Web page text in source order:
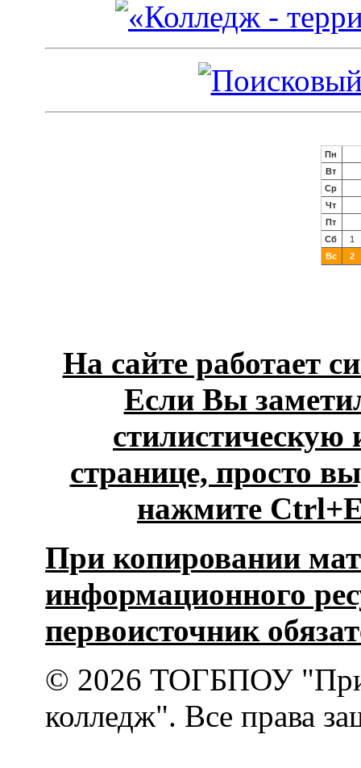
На сайте работает
Если Вы
странице, просто
нажмите
При копировании
информационного
первоисточник
© 2026 ТОГБПОУ
колледж". Все права